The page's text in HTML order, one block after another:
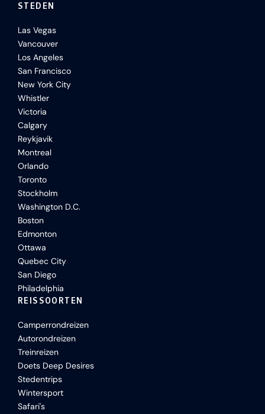
STEDEN
Las Vegas
Vancouver
Los Angeles
San Francisco
New York City
Whistler
Victoria
Calgary
Reykjavik
Montreal
Orlando
Toronto
Stockholm
Washington D.C.
Boston
Edmonton
Ottawa
Quebec City
San Diego
Philadelphia
REISSOORTEN
Camperrondreizen
Autorondreizen
Treinreizen
Doets Deep Desires
Stedentrips
Wintersport
Safari's